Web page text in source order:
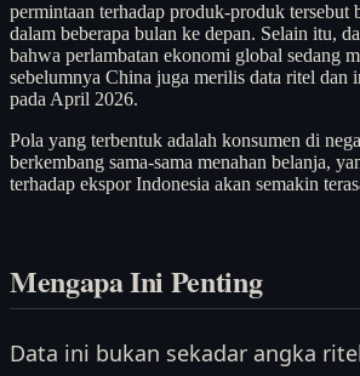
permintaan terhadap produk-produk tersebut
dalam beberapa bulan ke depan. Selain itu,
bahwa perlambatan ekonomi global sedang
sebelumnya China juga merilis data ritel dan
pada April 2026.
Pola yang terbentuk adalah konsumen di
berkembang sama-sama menahan belanja,
terhadap ekspor Indonesia akan semakin
Mengapa Ini Penting
Data ini bukan sekadar angka